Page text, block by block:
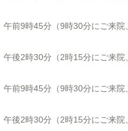
前9時45分（9時30分にご来院
後2時30分（2時15分にご来院
前9時45分（9時30分にご来院
後2時30分（2時15分にご来院